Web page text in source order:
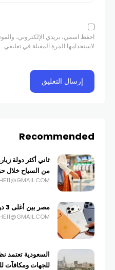
احفظ اسمي، بريدي الإلكتروني،
لاستخدامها المرة المقبلة في تعليقي.
Recommended
ثاني أكثر دولة
من السياح خلال
مصر بين أغلى 3 دول لشراء آيفون 17 برو عالمياً
السعودية تعتمد
للجهات ومكافآت